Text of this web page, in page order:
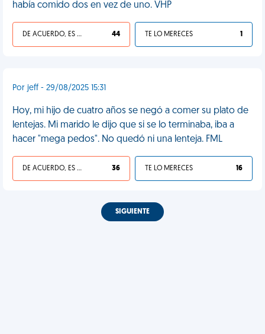
había comido dos en vez de uno. VHP
DE ACUERDO, ES UNA VIDA HP 44 TE LO MERECES 1
Por jeff - 29/08/2025 15:31
Hoy, mi hijo de cuatro años se negó a comer su plato de
lentejas. Mi marido le dijo que si se lo terminaba, iba a
hacer "mega pedos". No quedó ni una lenteja. FML
DE ACUERDO, ES UNA VIDA HP 36 TE LO MERECES 16
SIGUIENTE